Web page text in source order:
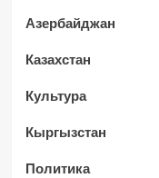
Азербайджан
Казахстан
Культура
Кыргызстан
Политика